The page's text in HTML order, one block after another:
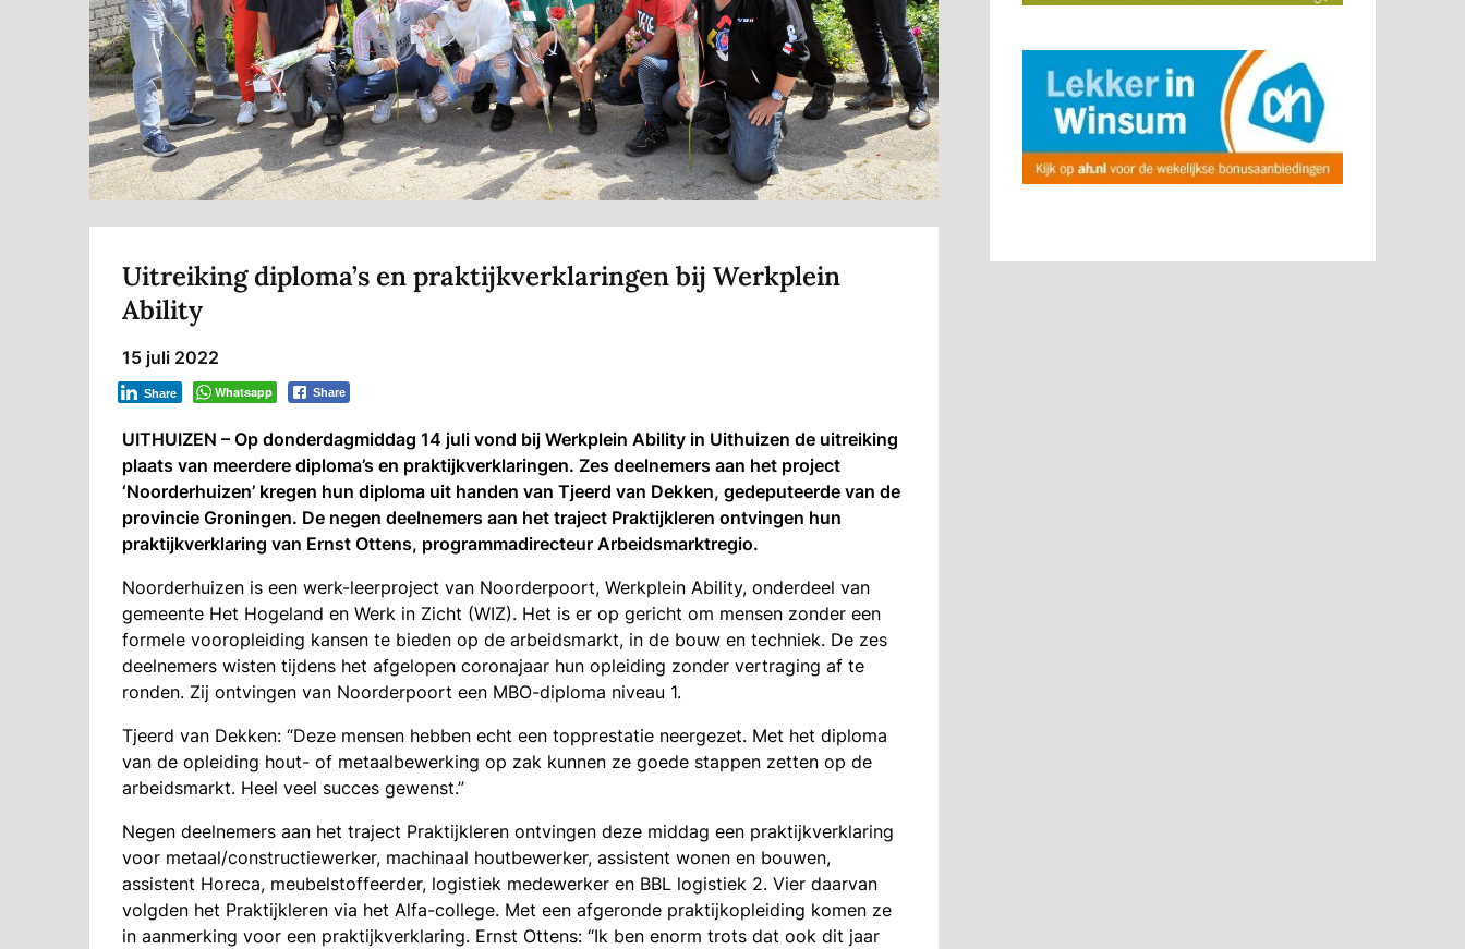
Uitreiking diploma’s en praktijkverklaringen bij Werkplein
Ability
15 juli 2022
Whatsapp Share
Share
UITHUIZEN – Op donderdagmiddag 14 juli vond bij Werkplein Ability in Uithuizen de uitreiking
plaats van meerdere diploma’s en praktijkverklaringen. Zes deelnemers aan het project
‘Noorderhuizen’ kregen hun diploma uit handen van Tjeerd van Dekken, gedeputeerde van de
provincie Groningen. De negen deelnemers aan het traject Praktijkleren ontvingen hun
praktijkverklaring van Ernst Ottens, programmadirecteur Arbeidsmarktregio.
Noorderhuizen is een werk-leerproject van Noorderpoort, Werkplein Ability, onderdeel van
gemeente Het Hogeland en Werk in Zicht (WIZ). Het is er op gericht om mensen zonder een
formele vooropleiding kansen te bieden op de arbeidsmarkt, in de bouw en techniek. De zes
deelnemers wisten tijdens het afgelopen coronajaar hun opleiding zonder vertraging af te
ronden. Zij ontvingen van Noorderpoort een MBO-diploma niveau 1.
Tjeerd van Dekken: “Deze mensen hebben echt een topprestatie neergezet. Met het diploma
van de opleiding hout- of metaalbewerking op zak kunnen ze goede stappen zetten op de
arbeidsmarkt. Heel veel succes gewenst.”
Negen deelnemers aan het traject Praktijkleren ontvingen deze middag een praktijkverklaring
voor metaal/constructiewerker, machinaal houtbewerker, assistent wonen en bouwen,
assistent Horeca, meubelstoffeerder, logistiek medewerker en BBL logistiek 2. Vier daarvan
volgden het Praktijkleren via het Alfa-college. Met een afgeronde praktijkopleiding komen ze
in aanmerking voor een praktijkverklaring. Ernst Ottens: “Ik ben enorm trots dat ook dit jaar